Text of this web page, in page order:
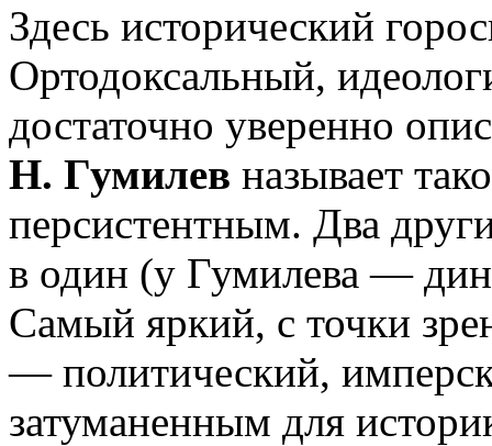
Здесь исторический
Ортодоксальный,
достаточно уверенно
Н. Гумилев называет
персистентным. Два
в один (у Гумилева —
Самый яркий, с точки
— политический,
затуманенным для